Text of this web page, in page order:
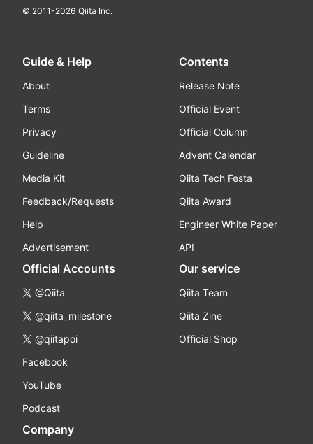
© 2011-2026 Qiita Inc.
Guide & Help
About
Terms
Privacy
Guideline
Media Kit
Feedback/Requests
Help
Advertisement
Contents
Release Note
Official Event
Official Column
Advent Calendar
Qiita Tech Festa
Qiita Award
Engineer White Paper
API
Official Accounts
@Qiita
@qiita_milestone
@qiitapoi
Facebook
YouTube
Podcast
Our service
Qiita Team
Qiita Zine
Official Shop
Company